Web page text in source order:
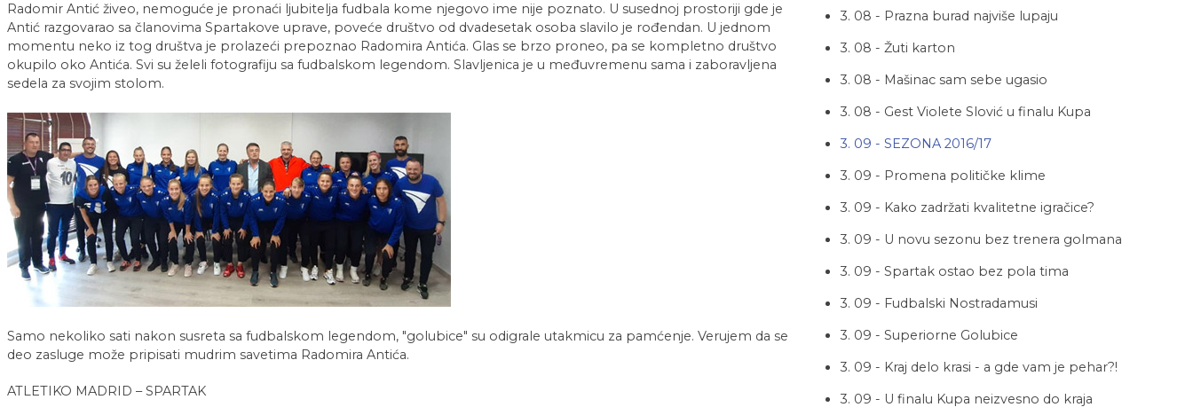
Radomir Antić živeo, nemoguće je pronaći ljubitelja fudbala kome njegovo ime nije poznato. U susednoj prostoriji gde je
Antić razgovarao sa članovima Spartakove uprave, poveće društvo od dvadesetak osoba slavilo je rođendan. U jednom
momentu neko iz tog društva je prolazeći prepoznao Radomira Antića. Glas se brzo proneo, pa se kompletno društvo
okupilo oko Antića. Svi su želeli fotografiju sa fudbalskom legendom. Slavljenica je u međuvremenu sama i zaboravljena
sedela za svojim stolom.
Samo nekoliko sati nakon susreta sa fudbalskom legendom, "golubice" su odigrale utakmicu za pamćenje. Verujem da se
deo zasluge može pripisati mudrim savetima Radomira Antića.
ATLETIKO MADRID – SPARTAK
3. 08 - Prazna burad najviše lupaju
3. 08 - Žuti karton
3. 08 - Mašinac sam sebe ugasio
3. 08 - Gest Violete Slović u finalu Kupa
3. 09 - SEZONA 2016/17
3. 09 - Promena političke klime
3. 09 - Kako zadržati kvalitetne igračice?
3. 09 - U novu sezonu bez trenera golmana
3. 09 - Spartak ostao bez pola tima
3. 09 - Fudbalski Nostradamusi
3. 09 - Superiorne Golubice
3. 09 - Kraj delo krasi - a gde vam je pehar?!
3. 09 - U finalu Kupa neizvesno do kraja